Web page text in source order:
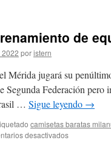
originais
de
poristern
Mérida jugará su
Segunda Federación pero
… Sigue leyendo →
camisetas baratas
desactivadosen